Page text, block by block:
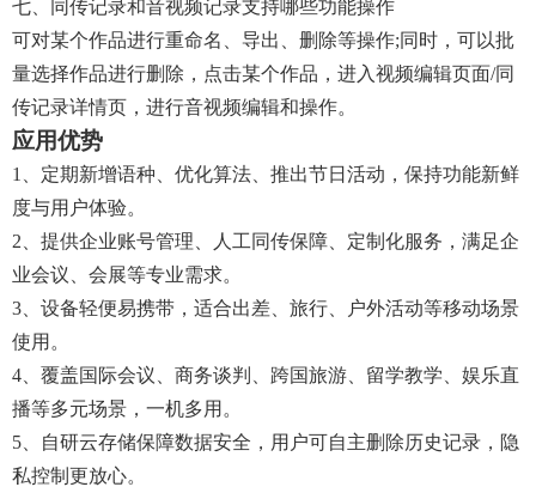
七、同传记录和音视频记录支持哪些功能操作
可对某个作品进行重命名、导出、删除等操作;同时，可以批
量选择作品进行删除，点击某个作品，进入视频编辑页面/同
传记录详情页，进行音视频编辑和操作。
应用优势
1、定期新增语种、优化算法、推出节日活动，保持功能新鲜
度与用户体验。
2、提供企业账号管理、人工同传保障、定制化服务，满足企
业会议、会展等专业需求。
3、设备轻便易携带，适合出差、旅行、户外活动等移动场景
使用。
4、覆盖国际会议、商务谈判、跨国旅游、留学教学、娱乐直
播等多元场景，一机多用。
5、自研云存储保障数据安全，用户可自主删除历史记录，隐
私控制更放心。